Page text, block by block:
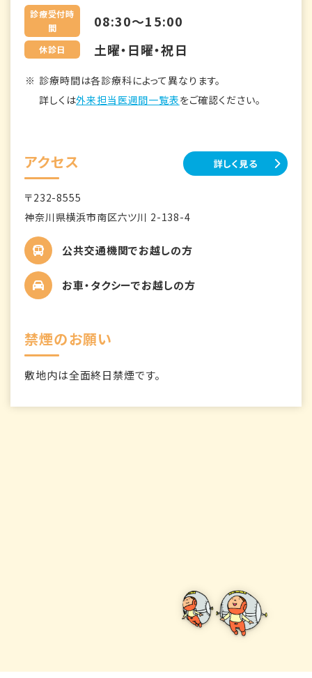
診療受付時
間
08:30～15:00
休診日 土曜・日曜・祝日
診療時間は各診療科によって異なります。
詳しくは外来担当医週間一覧表をご確認ください。
アクセス 詳しく見る
〒232-8555
神奈川県横浜市南区六ツ川 2-138-4
公共交通機関でお越しの方
お車・タクシーでお越しの方
禁煙のお願い
敷地内は全面終日禁煙です。